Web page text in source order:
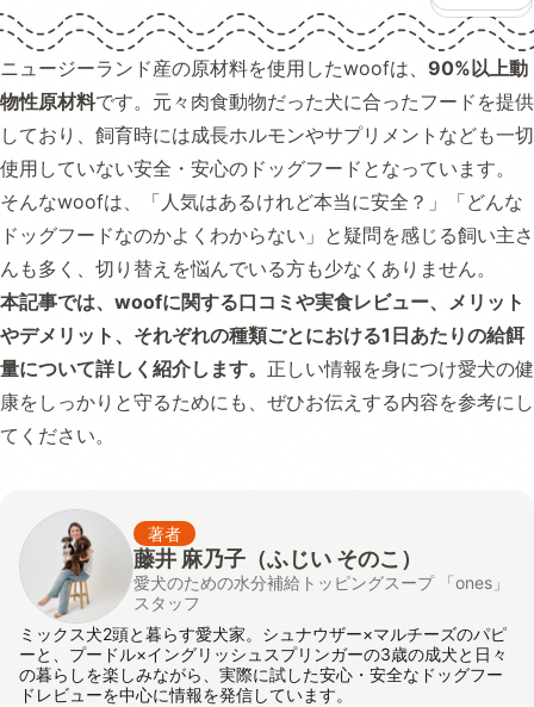
ニュージーランド産の原材料を使用したwoofは、 90%以上動
物性原材料です。元々肉食動物だった犬に合ったフードを提供
しており、飼育時には成長ホルモンやサプリメントなども一切
使用していない安全・安心のドッグフードとなっています。
そんなwoofは、「人気はあるけれど本当に安全？」「どんな
ドッグフードなのかよくわからない」と疑問を感じる飼い主さ
んも多く、切り替えを悩んでいる方も少なくありません。
本記事では、woofに関する口コミや実食レビュー、メリット
やデメリット、それぞれの種類ごとにおける1日あたりの給餌
量について詳しく紹介します。 正しい情報を身につけ愛犬の健
康をしっかりと守るためにも、ぜひお伝えする内容を参考にし
てください。
著者
藤井 麻乃子（ふじい そのこ）
愛犬のための水分補給トッピングスープ 「ones」
スタッフ
ミックス犬2頭と暮らす愛犬家。シュナウザー×マルチーズのパピ
ーと、プードル×イングリッシュスプリンガーの3歳の成犬と日々
の暮らしを楽しみながら、実際に試した安心・安全なドッグフー
ドレビューを中心に情報を発信しています。